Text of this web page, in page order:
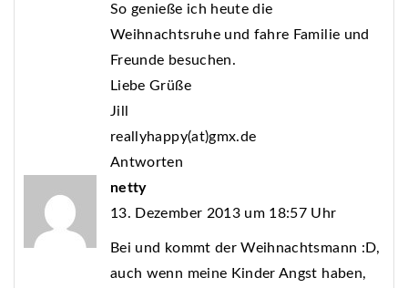
So genieße ich heute die
Weihnachtsruhe und fahre Familie und
Freunde besuchen.
Liebe Grüße
Jill
reallyhappy(at)gmx.de
Antworten
netty
13. Dezember 2013 um 18:57 Uhr
Bei und kommt der Weihnachtsmann :D,
auch wenn meine Kinder Angst haben,